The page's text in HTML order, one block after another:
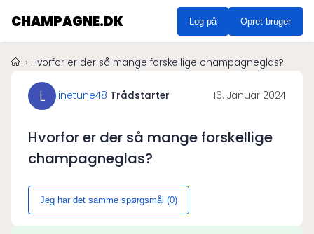
CHAMPAGNE.DK Log på Opret bruger
Hvorfor er der så mange forskellige champagneglas?
L linetune48 Trådstarter 16. Januar 2024
Hvorfor er der så mange forskellige
champagneglas?
Jeg har det samme spørgsmål (0)